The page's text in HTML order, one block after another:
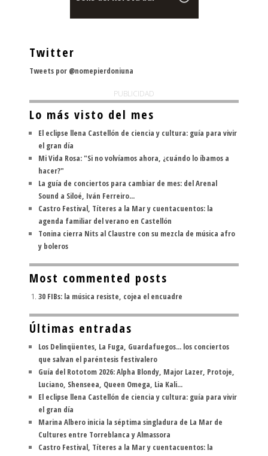
Twitter
Tweets por @nomepierdoniuna
PUBLICIDAD
Lo más visto del mes
El eclipse llena Castellón de ciencia y cultura: guía para vivir
el gran día
Mi Vida Rosa: "Si no volvíamos ahora, ¿cuándo lo íbamos a
hacer?"
La guía de conciertos para cambiar de mes: del Arenal
Sound a Siloé, Iván Ferreiro...
Castro Festival, Títeres a la Mar y cuentacuentos: la
agenda familiar del verano en Castellón
Tonina cierra Nits al Claustre con su mezcla de música afro
y boleros
Most commented posts
30 FIBs: la música resiste, cojea el encuadre
Últimas entradas
Los Delinqüentes, La Fuga, Guardafuegos... los conciertos
que salvan el paréntesis festivalero
Guía del Rototom 2026: Alpha Blondy, Major Lazer, Protoje,
Luciano, Shenseea, Queen Omega, Lia Kali...
El eclipse llena Castellón de ciencia y cultura: guía para vivir
el gran día
Marina Albero inicia la séptima singladura de La Mar de
Cultures entre Torreblanca y Almassora
Castro Festival, Títeres a la Mar y cuentacuentos: la